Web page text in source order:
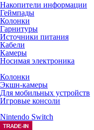
Накопители информации
Геймпады
Колонки
Гарнитуры
Источники питания
Кабели
Камеры
Носимая электроника
Колонки
Экшн-камеры
Для мобильных устройств
Игровые консоли
Nintendo Switch